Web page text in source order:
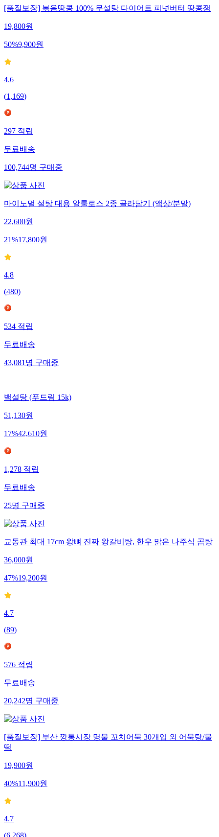
[품질보장] 볶음땅콩 100% 무설탕 다이어트 피넛버터 땅콩잼
19,800원
50%9,900원
4.6
(1,169)
297적립
무료배송
100,744명구매중
마이노멀 설탕 대용 알룰로스 2종 골라담기 (액상/분말)
22,600원
21%17,800원
4.8
(480)
534적립
무료배송
43,081명구매중
백설탕 (푸드림 15k)
51,130원
17%42,610원
1,278적립
무료배송
25명구매중
교동관 최대 17cm 왕뼈 진짜 왕갈비탕, 한우 맑은 나주식 곰탕
36,000원
47%19,200원
4.7
(89)
576적립
무료배송
20,242명구매중
[품질보장] 부산 깡통시장 명물 꼬치어묵 30개입 외 어묵탕/물
떡
19,900원
40%11,900원
4.7